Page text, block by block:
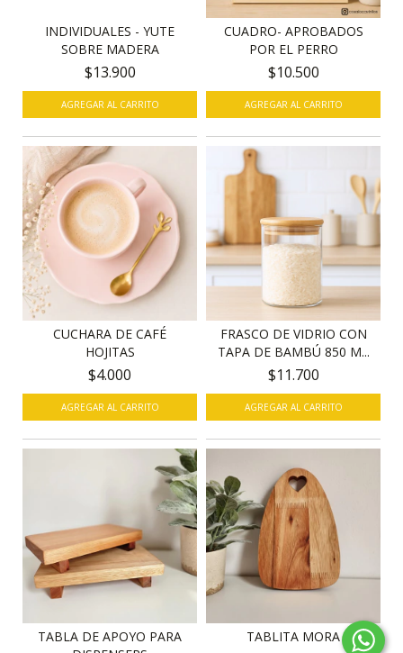
INDIVIDUALES - YUTE
SOBRE MADERA
$13.900
AGREGAR AL CARRITO
CUADRO- APROBADOS
POR EL PERRO
$10.500
AGREGAR AL CARRITO
CUCHARA DE CAFÉ
HOJITAS
$4.000
FRASCO DE VIDRIO CON
TAPA DE BAMBÚ 850 M...
$11.700
TABLA DE APOYO PARA
TABLITA MORA